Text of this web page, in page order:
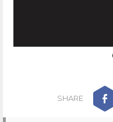
SHARE